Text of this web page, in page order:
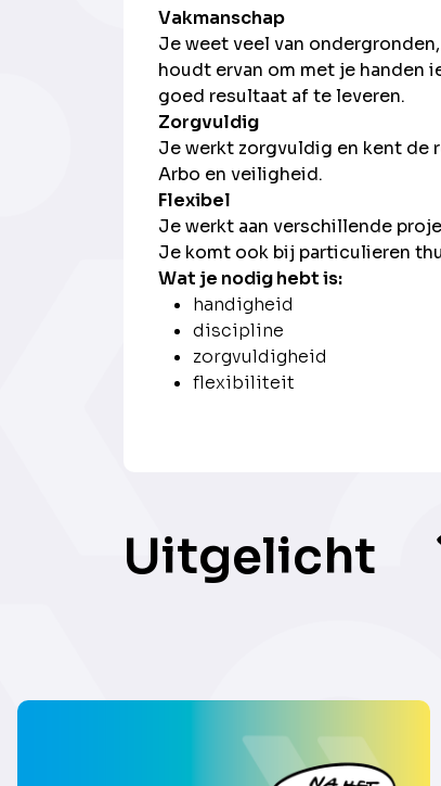
Vakmanschap
Je weet veel van
houdt ervan om met je handen
goed resultaat af te leveren.
Zorgvuldig
Je werkt zorgvuldig en kent de
Arbo en veiligheid.
Flexibel
Je werkt aan verschillende
Je komt ook bij particulieren
Wat je nodig hebt is:
handigheid
discipline
zorgvuldigheid
flexibiliteit
Uitgelicht